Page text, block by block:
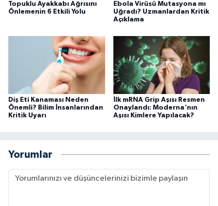
Topuklu Ayakkabı Ağrısını
Önlemenin 6 Etkili Yolu
Ebola Virüsü Mutasyona mı
Uğradı? Uzmanlardan Kritik
Açıklama
Diş Eti Kanaması Neden
Önemli? Bilim İnsanlarından
Kritik Uyarı
İlk mRNA Grip Aşısı Resmen
Onaylandı: Moderna'nın
Aşısı Kimlere Yapılacak?
Yorumlar